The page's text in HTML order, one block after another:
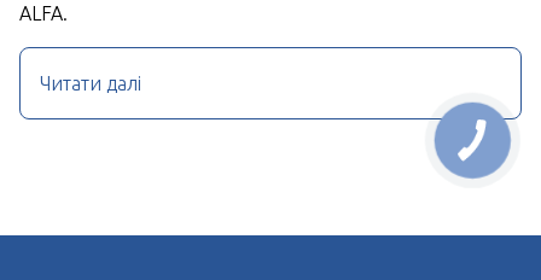
ALFA.
Читати далі